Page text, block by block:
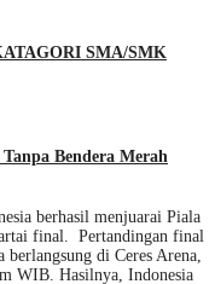
SMA/SMK
Bendera Merah
berhasil menjuarai Piala
final. Pertandingan final
berlangsung di Ceres Arena,
WIB. Hasilnya, Indonesia